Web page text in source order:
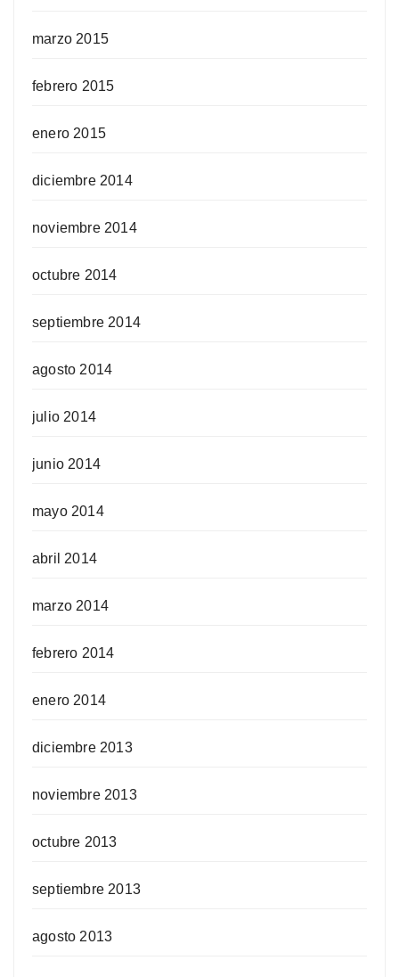
marzo 2015
febrero 2015
enero 2015
diciembre 2014
noviembre 2014
octubre 2014
septiembre 2014
agosto 2014
julio 2014
junio 2014
mayo 2014
abril 2014
marzo 2014
febrero 2014
enero 2014
diciembre 2013
noviembre 2013
octubre 2013
septiembre 2013
agosto 2013